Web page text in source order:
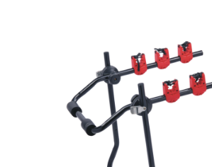
WALTER